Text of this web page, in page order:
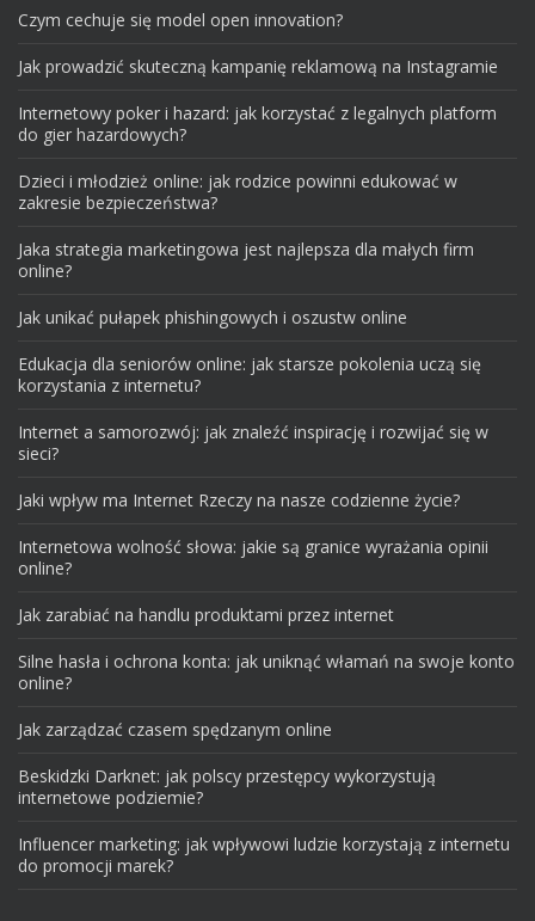
Czym cechuje się model open innovation?
Jak prowadzić skuteczną kampanię reklamową na Instagramie
Internetowy poker i hazard: jak korzystać z legalnych platform
do gier hazardowych?
Dzieci i młodzież online: jak rodzice powinni edukować w
zakresie bezpieczeństwa?
Jaka strategia marketingowa jest najlepsza dla małych firm
online?
Jak unikać pułapek phishingowych i oszustw online
Edukacja dla seniorów online: jak starsze pokolenia uczą się
korzystania z internetu?
Internet a samorozwój: jak znaleźć inspirację i rozwijać się w
sieci?
Jaki wpływ ma Internet Rzeczy na nasze codzienne życie?
Internetowa wolność słowa: jakie są granice wyrażania opinii
online?
Jak zarabiać na handlu produktami przez internet
Silne hasła i ochrona konta: jak uniknąć włamań na swoje konto
online?
Jak zarządzać czasem spędzanym online
Beskidzki Darknet: jak polscy przestępcy wykorzystują
internetowe podziemie?
Influencer marketing: jak wpływowi ludzie korzystają z internetu
do promocji marek?